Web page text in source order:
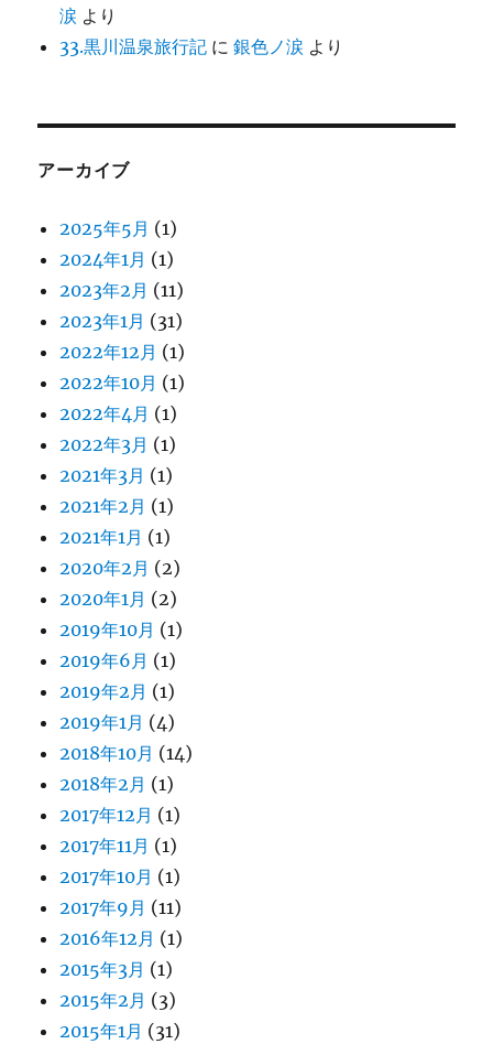
涙 より
33.黒川温泉旅行記 に銀色ノ涙 より
アーカイブ
2025年5月 (1)
2024年1月 (1)
2023年2月 (11)
2023年1月 (31)
2022年12月 (1)
2022年10月 (1)
2022年4月 (1)
2022年3月 (1)
2021年3月 (1)
2021年2月 (1)
2021年1月 (1)
2020年2月 (2)
2020年1月 (2)
2019年10月 (1)
2019年6月 (1)
2019年2月 (1)
2019年1月 (4)
2018年10月 (14)
2018年2月 (1)
2017年12月 (1)
2017年11月 (1)
2017年10月 (1)
2017年9月 (11)
2016年12月 (1)
2015年3月 (1)
2015年2月 (3)
2015年1月 (31)